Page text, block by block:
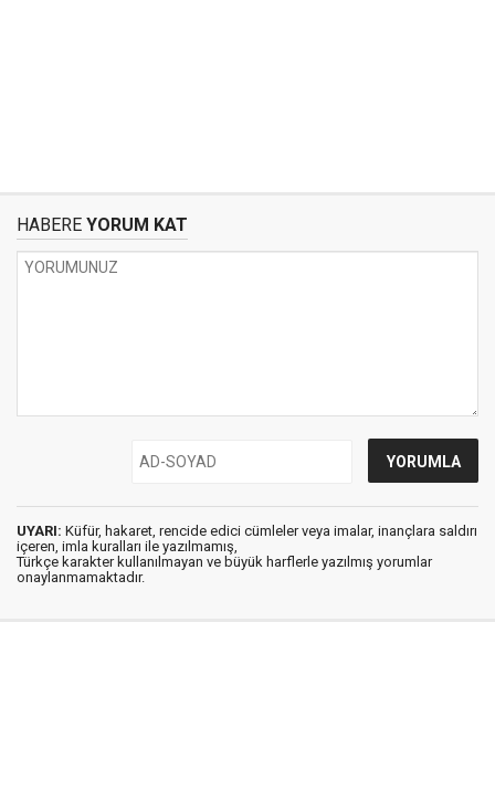
HABERE YORUM KAT
UYARI: Küfür, hakaret, rencide edici cümleler veya imalar, inançlara saldırı
içeren, imla kuralları ile yazılmamış,
Türkçe karakter kullanılmayan ve büyük harflerle yazılmış yorumlar
onaylanmamaktadır.